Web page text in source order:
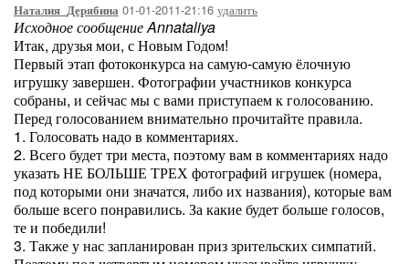
Наталия_Дерябина 01-01-2011-21:16 удалить
Исходное сообщение Annataliya
Итак, друзья мои, с Новым Годом!
Первый этап фотоконкурса на самую-самую ёлочную
игрушку завершен. Фотографии участников конкурса
собраны, и сейчас мы с вами приступаем к голосованию.
Перед голосованием внимательно прочитайте правила.
1. Голосовать надо в комментариях.
2. Всего будет три места, поэтому вам в комментариях надо
указать НЕ БОЛЬШЕ ТРЕХ фотографий игрушек (номера,
под которыми они значатся, либо их названия), которые вам
больше всего понравились. За какие будет больше голосов,
те и победили!
3. Также у нас запланирован приз зрительских симпатий.